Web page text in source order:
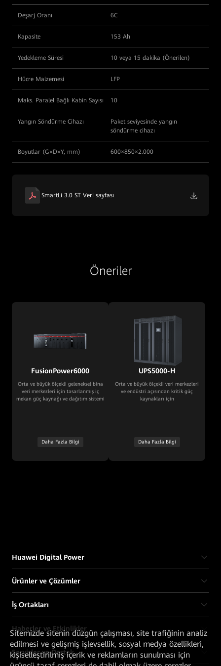
Deşarj Oranı 6C
Kapasite 153 Ah
Yedekleme Süresi 10 veya 15 dakika (Önerilen)
Hücre Malzemesi LFP
Maks. Paralel Bağlı Kabin Sayısı 10
Yangın Söndürme Cihazı
Paket seviyesinde yangın
söndürme cihazı
Boyutlar (G×D×Y, mm) 600×850×2.000
SmartLi 3.0 ST Veri sayfası
Öneriler
FusionPower6000
Orta ve büyük ölçekli geleneksel bina
veri merkezleri için tasarlanmış iç
mekan güç kaynağı ve dağıtım sistemi
Daha Fazla Bilgi
UPS5000-H
Orta ve büyük ölçekli veri merkezleri
ve endüstri açısından kritik güç
kaynakları için
Daha Fazla Bilgi
Huawei Digital Power
Ürünler ve Çözümler
İş Ortakları
Haberler ve Etkinlikler
Servisler ve Destek
Sitemizde sitenin düzgün çalışması, site trafiğinin analiz
edilmesi ve gelişmiş işlevsellik, sosyal medya özellikleri,
kişiselleştirilmiş içerik ve reklamların sunulması için